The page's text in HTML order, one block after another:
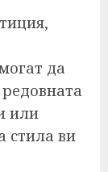
да
или
стила ви